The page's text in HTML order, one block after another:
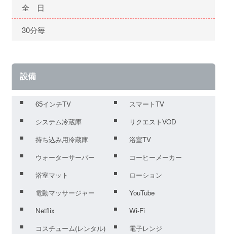
全 日
30分毎
設備
65インチTV
スマートTV
システム冷蔵庫
リクエストVOD
持ち込み用冷蔵庫
浴室TV
ウォーターサーバー
コーヒーメーカー
浴室マット
ローション
電動マッサージャー
YouTube
Netflix
Wi-Fi
コスチューム(レンタル)
電子レンジ